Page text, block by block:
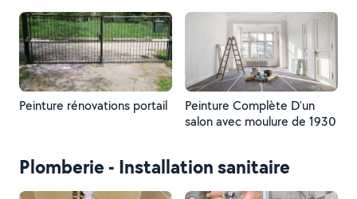
Peinture rénovations portail
Peinture Complète D'un
salon avec moulure de 1930
Plomberie - Installation sanitaire